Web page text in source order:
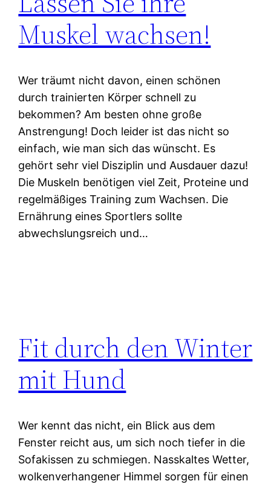
Muskel wachsen!
Wer träumt nicht davon, einen schönen
durch trainierten Körper schnell zu
bekommen? Am besten ohne große
Anstrengung! Doch leider ist das nicht so
einfach, wie man sich das wünscht. Es
gehört sehr viel Disziplin und Ausdauer dazu!
Die Muskeln benötigen viel Zeit, Proteine und
regelmäßiges Training zum Wachsen. Die
Ernährung eines Sportlers sollte
abwechslungsreich und…
Fit durch den Winter
mit Hund
Wer kennt das nicht, ein Blick aus dem
Fenster reicht aus, um sich noch tiefer in die
Sofakissen zu schmiegen. Nasskaltes Wetter,
wolkenverhangener Himmel sorgen für einen